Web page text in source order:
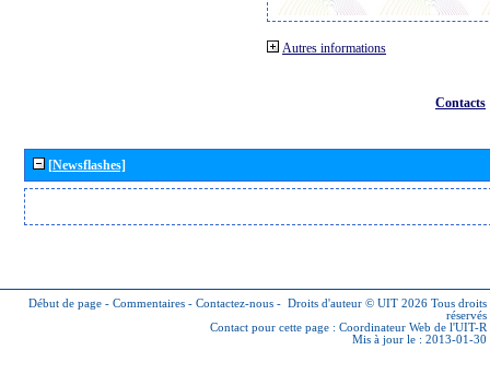
Autres informations
Contacts
[Newsflashes]
Début de page - Commentaires - Contactez-nous - Droits d'auteur © UIT 2026 Tous droits
réservés
Contact pour cette page : Coordinateur Web de l'UIT-R
Mis à jour le : 2013-01-30